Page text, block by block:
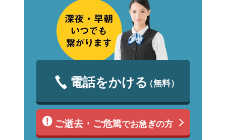
電話をかける（無料）
ご逝去・ご危篤でお急ぎの方